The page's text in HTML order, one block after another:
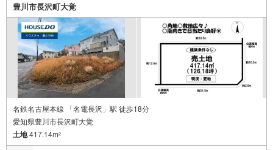
豊川市長沢町大覚
名鉄名古屋本線 「名電長沢」駅 徒歩18分
愛知県豊川市長沢町大覚
土地417.14m2